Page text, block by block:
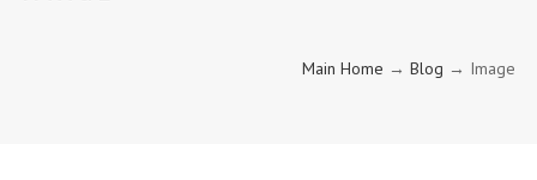
Main Home → Blog → Image